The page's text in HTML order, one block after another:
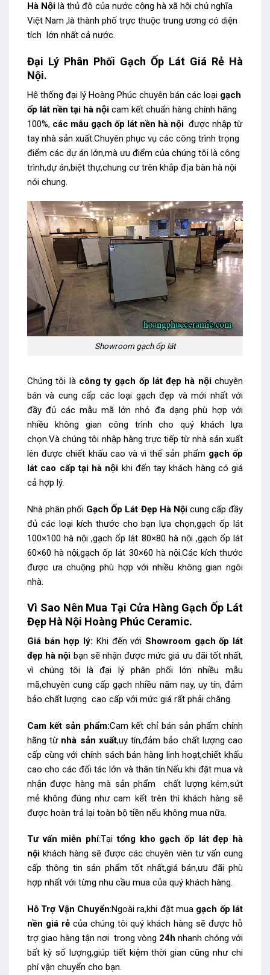
Hà Nội là thủ đô của nước cộng hà xã hội chủ nghĩa
Việt Nam ,là thành phố trực thuộc trung ương có diện
tích lớn nhất cả nước.
Đại Lý Phân Phối Gạch Ốp Lát Giá Rẻ Hà
Nội.
Hệ thống đại lý Hoàng Phúc chuyên bán các loại gạch
ốp lát nền tại hà nội cam kết chuẩn hàng chính hãng
100%, các mẫu gạch ốp lát nền hà nội được nhập từ
tay nhà sản xuất.Chuyên phục vụ các công trình trọng
điểm các dự án lớn,mà ưu điểm của chúng tôi là công
trình,dự án,biệt thự,chung cư trên khắp địa bàn hà nội
nói chung.
Showroom gạch ốp lát
Chúng tôi là công ty gạch ốp lát đẹp hà nộichuyên
bán và cung cấp các loại gạch đẹp và mới nhất với
đầy đủ các mẫu mã lớn nhỏ đa dạng phù hợp với
nhiều không gian công trình cho quý khách lựa
chọn.Và chúng tôi nhập hàng trực tiếp từ nhà sản xuất
lên được chiết khấu cao và vì thế sản phẩm gạch ốp
lát cao cấp tại hà nội khi đến tay khách hàng có giá
cả hợp lý.
Nhà phân phối Gạch Ốp Lát Đẹp Hà Nộicung cấp đầy
đủ các loại kích thước cho bạn lựa chọn,gạch ốp lát
100×100 hà nội ,gạch ốp lát 80×80 hà nội ,gạch ốp lát
60×60 hà nội,gạch ốp lát 30×60 hà nội.Các kích thước
được ưa chuộng phù hợp với nhiều không gian ngôi
nhà.
Vì Sao Nên Mua Tại Cửa Hàng Gạch Ốp Lát
Đẹp Hà Nội Hoàng Phúc Ceramic.
Giá bán hợp lý: Khi đến với Showroom gạch ốp lát
đẹp hà nội bạn sẽ nhận được mức giá ưu đãi tốt nhất,
vì chúng tôi là đại lý phân phối lớn nhiều mẫu
mã,chuyên cung cấp gạch nhiều năm nay, uy tín, đảm
bảo chất lượng cao cấp với mức giá rất phải chăng.
Cam kết sản phẩm:Cam kết chỉ bán sản phẩm chính
hãng từ nhà sản xuất,uy tín,đảm bảo chất lượng cao
cấp cùng với chính sách bán hàng linh hoạt,chiết khấu
cao cho các đối tác lớn và thân tín.Nếu khi đặt mua và
nhận được hàng mà sản phẩm chất lượng kém,sứt
mẻ không đúng như cam kết trên thì khách hàng sẽ
được hoàn trả lại toàn bộ tiền nếu không mua nữa.
Tư vấn miễn phí:Tại tổng kho gạch ốp lát đẹp hà
nội khách hàng sẽ được các chuyên viên tư vấn cung
cấp thông tin sản phẩm tốt nhất,giá bán,ưu đãi phù
hợp nhất với từng nhu cầu mua của quý khách hàng.
Hỗ Trợ Vận Chuyển:Ngoài ra,khi đặt mua gạch ốp lát
nền giá rẻcủa chúng tôi quý khách hàng sẽ được hỗ
trợ giao hàng tận nơi trong vòng 24h nhanh chóng với
bất kỳ số lượng,giúp tiết kiệm thời gian cũng như chi
phí vận chuyển cho bạn.